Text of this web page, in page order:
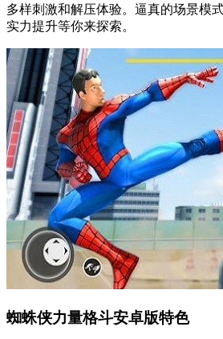
多样刺激和解压体验。逼真的场景模
实力提升等你来探索。
蜘蛛侠力量格斗安卓版特色